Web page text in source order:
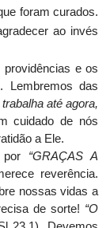
foram curados.
ao invés
e os
Lembremos das
até agora,
cuidado de nós
a Ele.
por “GRAÇAS A
reverência.
nossas vidas a
de sorte! “O